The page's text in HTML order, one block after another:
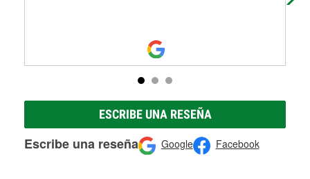
ESCRIBE UNA RESEÑA
Escribe una reseña Google Facebook